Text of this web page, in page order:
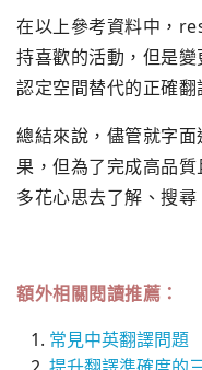
在以上參考資料中，
持喜歡的活動，但是
認定空間替代的正確
總結來說，儘管就字
果，但為了完成高品
多花心思去了解、搜
額外相關閱讀推薦：
常見中英翻譯問題